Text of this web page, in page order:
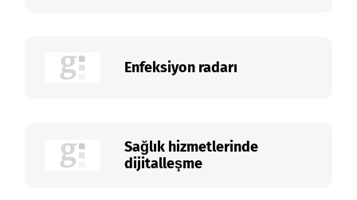
Enfeksiyon radarı
Sağlık hizmetlerinde
dijitalleşme